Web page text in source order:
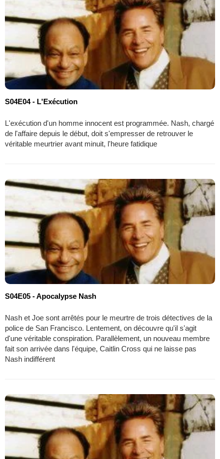
S04E04 - L'Exécution
L'exécution d'un homme innocent est programmée. Nash, chargé
de l'affaire depuis le début, doit s'empresser de retrouver le
véritable meurtrier avant minuit, l'heure fatidique
S04E05 - Apocalypse Nash
Nash et Joe sont arrêtés pour le meurtre de trois détectives de la
police de San Francisco. Lentement, on découvre qu'il s'agit
d'une véritable conspiration. Parallèlement, un nouveau membre
fait son arrivée dans l'équipe, Caitlin Cross qui ne laisse pas
Nash indifférent